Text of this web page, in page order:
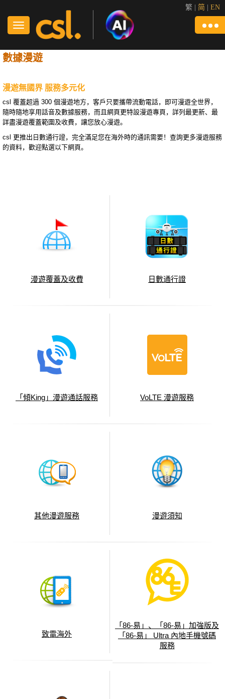
繁 简 EN
數據漫遊
漫遊無國界 服務多元化
csl 覆蓋超過 300 個漫遊地方，客戶只要攜帶流動電話，即可漫遊全世界，
隨時隨地享用話音及數據服務，而且網頁更特設漫遊專頁，詳列最更新、最
詳盡漫遊覆蓋範圍及收費，讓您放心漫遊。
csl 更推出日數通行證，完全滿足您在海外時的通訊需要！查詢更多漫遊服務
的資料，歡迎點選以下網頁。
漫遊覆蓋及收費 日數通行證
「傾King」漫遊通話服務 VoLTE 漫遊服務
其他漫遊服務 漫遊須知
致電海外
「86-易」、「86-易」加強版及
「86-易」 Ultra 內地手機號碼
服務